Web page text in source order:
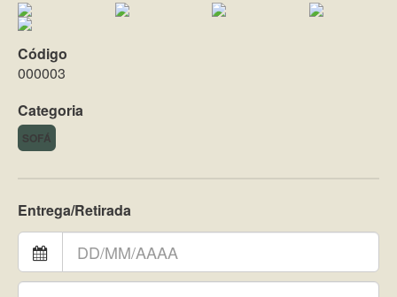
Código
000003
Categoria
SOFÁ
Entrega/Retirada